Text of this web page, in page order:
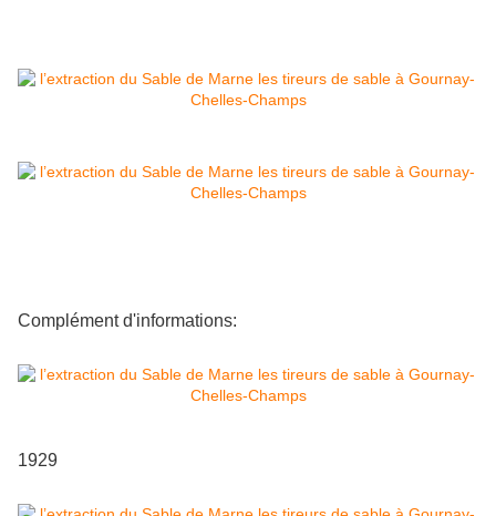
Complément d'informations:
1929